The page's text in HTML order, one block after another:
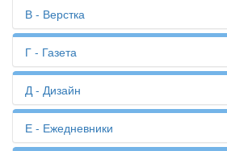
Бейджи
Биговка
Билеты
Бирки
Благодарности
Бланки
Блокноты
Брендбук
В - Верстка
Верстка
Визитки
Вырубка
Высечка
Г - Газета
Газета
Годовой отчет
Д - Дизайн
Дизайн
Дизайн-макет
Е - Ежедневники